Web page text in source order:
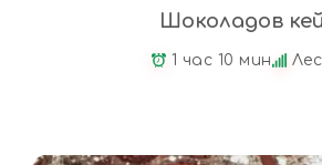
Шоколадов
1 час 10 мин